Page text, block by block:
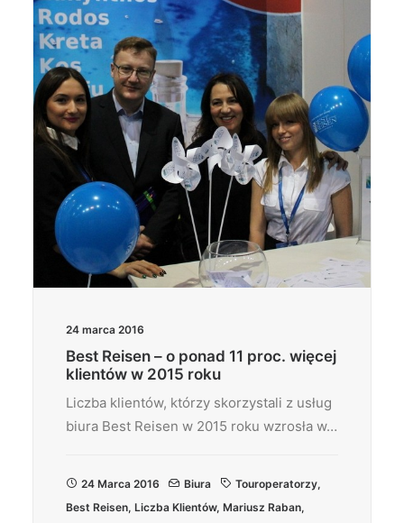
Wyszukiwanie
24 marca 2016
Best Reisen – o ponad 11 proc. więcej
klientów w 2015 roku
Liczba klientów, którzy skorzystali z usług
biura Best Reisen w 2015 roku wzrosła w…
24 Marca 2016 Biura Touroperatorzy,
Best Reisen, Liczba Klientów, Mariusz Raban,